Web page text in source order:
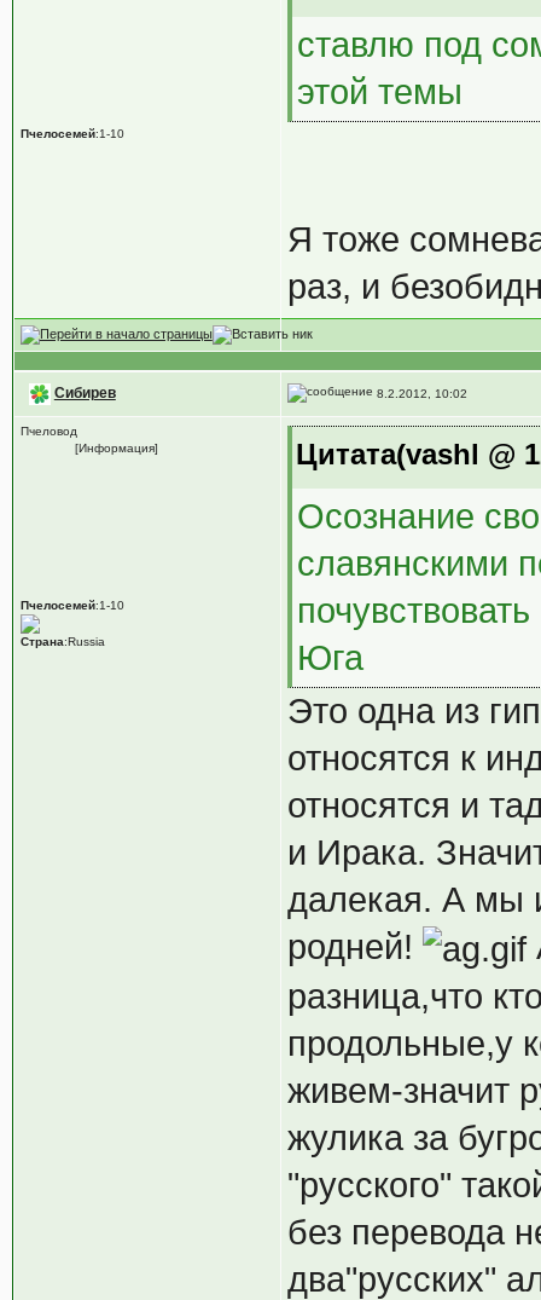
Пчелосемей:1-10
ставлю под
этой темы
Я тоже
раз, и
Сибирев 8.2.2012, 10:02
Пчеловод
[Информация]
Пчелосемей:1-10
Страна:Russia
Цитата(vashl @
Осознание
славянскими
Юга
Это одна из
относятся к
относятся и
и Ирака.
далекая. А мы
родней!
разница,что
продольные,у
живем-значит
жулика за
"русского"
без перевода
два"русских"